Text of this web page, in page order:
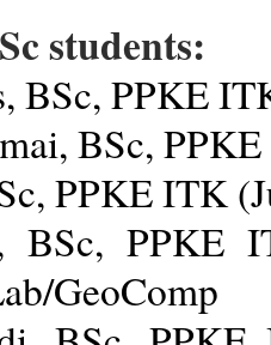
students:
BSc, PPKE
BSc,
PPKE ITK
BSc, PPKE
GeoComp